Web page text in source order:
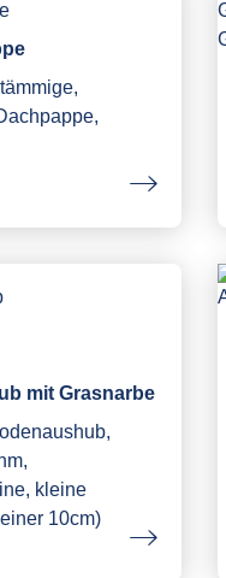
mit Grasnarbe
kleine
10cm)